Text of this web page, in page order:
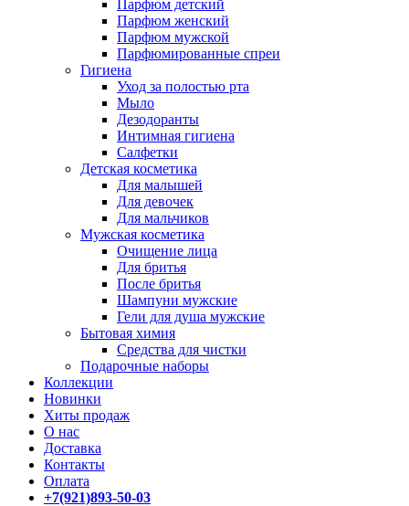
Парфюм детский
Парфюм женский
Парфюм мужской
Парфюмированные спреи
Гигиена
Уход за полостью рта
Мыло
Дезодоранты
Интимная гигиена
Салфетки
Детская косметика
Для малышей
Для девочек
Для мальчиков
Мужская косметика
Очищение лица
Для бритья
После бритья
Шампуни мужские
Гели для душа мужские
Бытовая химия
Средства для чистки
Подарочные наборы
Коллекции
Новинки
Хиты продаж
О нас
Доставка
Контакты
Оплата
+7(921)893-50-03